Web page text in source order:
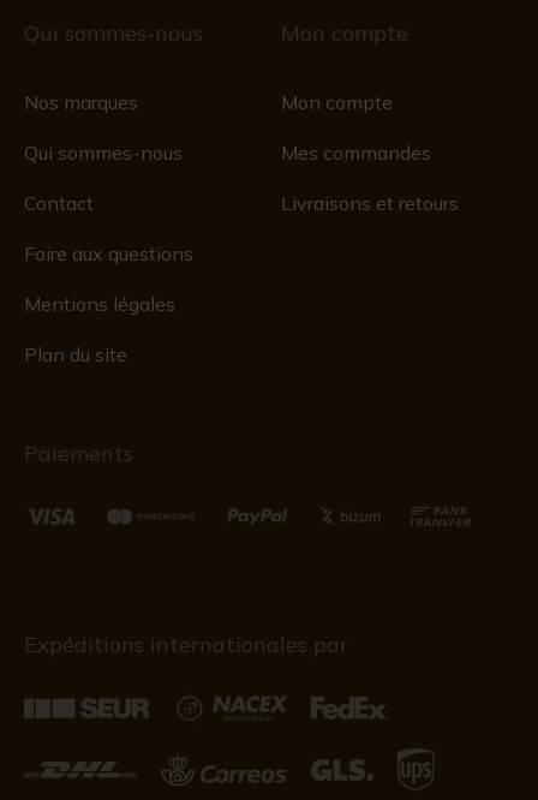
Qui sommes-nous
Nos marques
Qui sommes-nous
Contact
Foire aux questions
Mentions légales
Plan du site
Mon compte
Mon compte
Mes commandes
Livraisons et retours
Paiements
Expéditions internationales par